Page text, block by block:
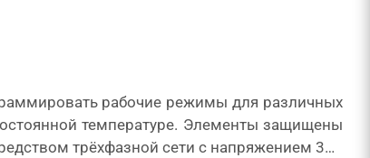
рабочие режимы для различных
температуре. Элементы защищены
трёхфазной сети с напряжением 380